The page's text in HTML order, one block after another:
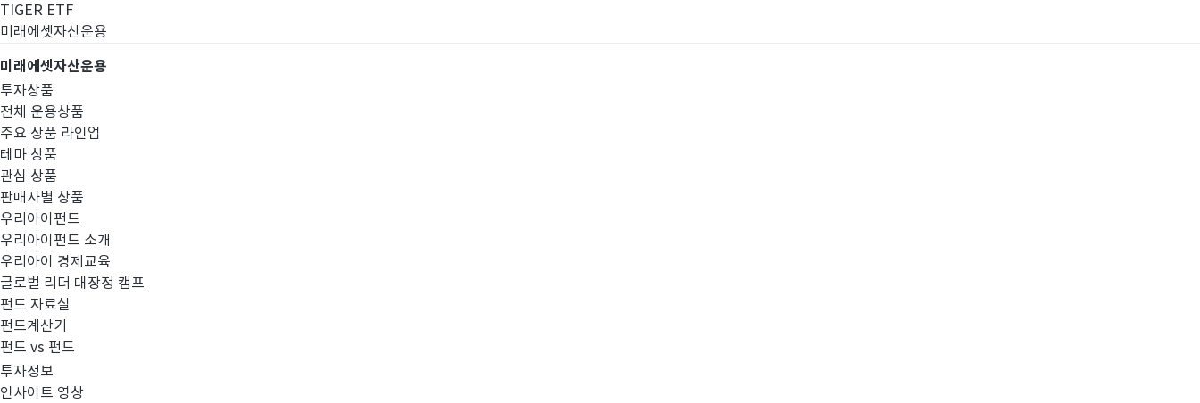
TIGER ETF
미래에셋자산운용
미래에셋자산운용
투자상품
전체 운용상품
주요 상품 라인업
테마 상품
관심 상품
판매사별 상품
우리아이펀드
우리아이펀드 소개
우리아이 경제교육
글로벌 리더 대장정 캠프
펀드 자료실
펀드계산기
펀드 vs 펀드
투자정보
인사이트 영상
고난도금융투자상품